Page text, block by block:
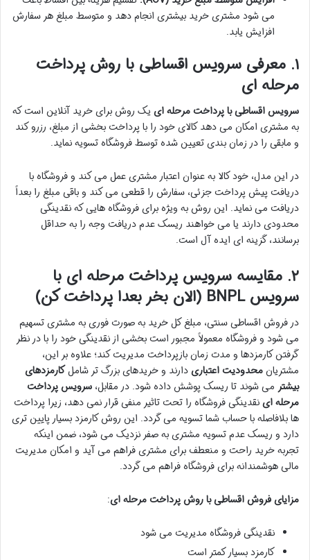
می شود مشتری خرید بیشتری انجام دهد و متوسط مبلغ هر سفارش
افزایش یابد.
۱. معرفی سرویس اقساطی با روش پرداخت
مرحله ای
سرویس اقساطی با پرداخت مرحله اییک روش برای خرید آنلاین است که
به مشتری امکان می دهد کالای خود را با پرداخت بخشی از مبلغ، رزرو کند
و مابقی را در زمان بندی تعیین شده توسط فروشگاه تسویه نماید.
در این مدل، خود کالا به عنوان اعتبار مشتری عمل می کند و فروشگاه با
دریافت پیش پرداخت جزئی، سفارش را قطعی می کند و باقی مبلغ را بعداً
دریافت می نماید. این روش به ویژه برای فروشگاه هایی که نقدینگی
محدودی دارند یا می خواهند ریسک عدم دریافت وجه را به حداقل
برسانند، گزینه ای ایده آل است.
۲. مقایسه سرویس پرداخت مرحله ای با
سرویس BNPL (الان بخر بعدا پرداخت کن)
در فروش اقساطی سنتی، مبلغ کل خرید به صورت فوری به مشتری تسهیم
می شود و فروشگاه معمولاً مجبور است بخشی از نقدینگی خود را با در نظر
گرفتن کارمزدها و مدت زمان بازپرداخت مدیریت کند؛ علاوه بر این،
مشتریانمحدودیت اعتباریدارند و خریدهای بزرگ تر شاملکارمزدهای
بیشتر می شوند تا ریسک پوشش داده شود. در مقابل، سرویس پرداخت
مرحله اینقدینگی فروشگاه را تحت تاثیر منفی قرار نمی دهد، زیرا پرداخت
ها بلافاصله با حساب شما تسویه می گردد. این روش کارمزد بسیار پایین تری
دارد و ریسک عدم تسویه مشتری به صفر نزدیک می شود، ضمن اینکه
تجربه خرید راحت و منعطف برای مشتری فراهم می آید و امکان مدیریت
مالی هوشمندانه برای فروشگاه فراهم می گردد.
مزایای فروش اقساطی با روش پرداخت مرحله ای:
نقدینگی فروشگاه مدیریت می شود
کارمزد بسیار کمتر است